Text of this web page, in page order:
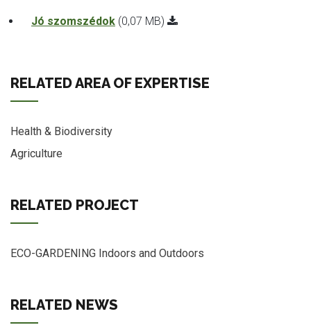
Jó szomszédok (0,07 MB)
RELATED AREA OF EXPERTISE
Health & Biodiversity
Agriculture
RELATED PROJECT
ECO-GARDENING Indoors and Outdoors
RELATED NEWS